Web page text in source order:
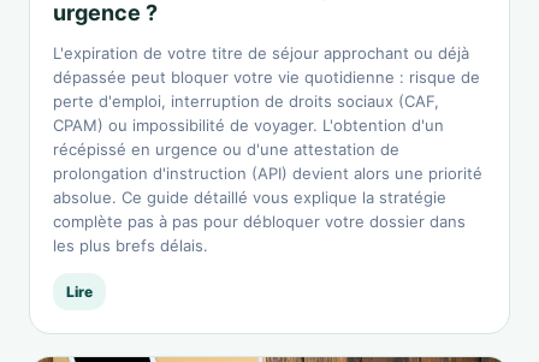
urgence ?
L'expiration de votre titre de séjour approchant ou déjà
dépassée peut bloquer votre vie quotidienne : risque de
perte d'emploi, interruption de droits sociaux (CAF,
CPAM) ou impossibilité de voyager. L'obtention d'un
récépissé en urgence ou d'une attestation de
prolongation d'instruction (API) devient alors une priorité
absolue. Ce guide détaillé vous explique la stratégie
complète pas à pas pour débloquer votre dossier dans
les plus brefs délais.
Lire